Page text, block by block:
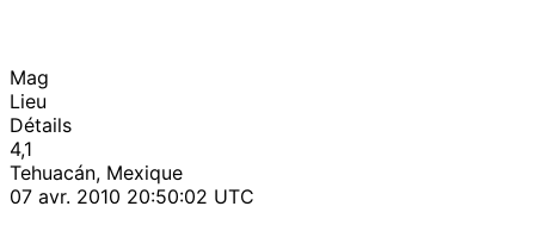
Mag
Lieu
Détails
4,1
Tehuacán, Mexique
07 avr. 2010 20:50:02 UTC